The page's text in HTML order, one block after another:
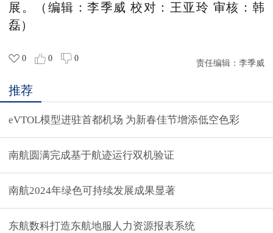
展。
（编辑：李季威 校对：王亚玲 审核：韩
磊）
0 0 0
责任编辑： 李季威
推荐
eVTOL模型进驻首都机场 为新春佳节增添低空色彩
南航圆满完成基于航迹运行双机验证
南航2024年绿色可持续发展成果显著
东航数科打造东航地服人力资源报表系统